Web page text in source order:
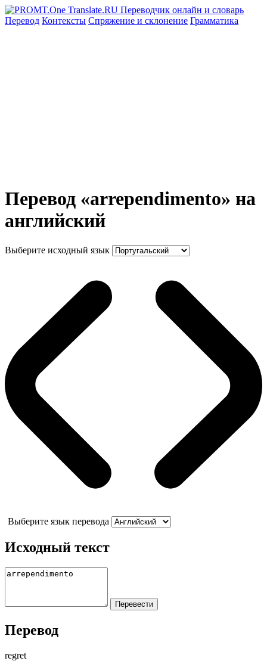
Перевод Контексты Спряжение и склонение Грамматика
Перевод «arrependimento» на
английский
Выберите исходный язык
Выберите язык перевода
Исходный текст
Перевод
regret